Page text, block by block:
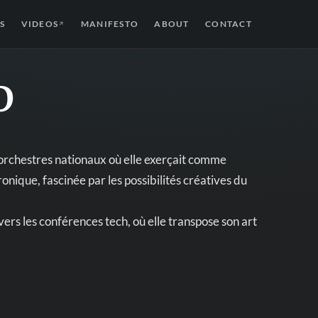
VIDEOS ↗ MANIFESTO ABOUT CONTACT
nationaux où elle exerçait comme
fascinée par les possibilités créatives du
les conférences tech, où elle transpose son art